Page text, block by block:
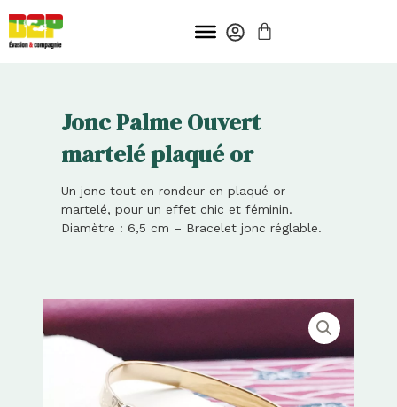
Aller
au
Jonc Palme Ouvert
martelé plaqué or
Un jonc tout en rondeur en plaqué or
martelé, pour un effet chic et féminin.
Diamètre : 6,5 cm – Bracelet jonc réglable.